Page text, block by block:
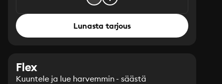
Lunasta tarjous
Flex
Kuuntele ja lue harvemmin - säästä